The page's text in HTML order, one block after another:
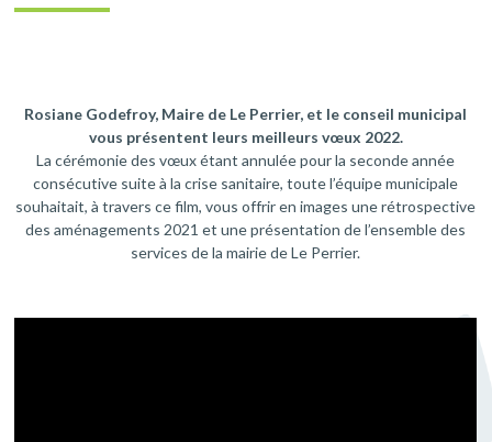
Rosiane Godefroy, Maire de Le Perrier, et le conseil municipal
vous présentent leurs meilleurs vœux 2022.
La cérémonie des vœux étant annulée pour la seconde année
consécutive suite à la crise sanitaire, toute l’équipe municipale
souhaitait, à travers ce film, vous offrir en images une rétrospective
des aménagements 2021 et une présentation de l’ensemble des
services de la mairie de Le Perrier.